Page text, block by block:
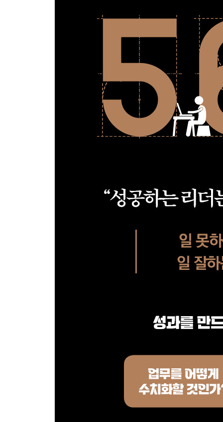
일 잘하는 매니저는 변수를 줄인다 _ 193
망설여진다면 변수로 생각한다 _ 205
제4장의 실천 변수를 줄인다 _ 210
제5장. 중장기 이야기
_미래의 자신으로부터 역산한다
단기와 장기의 두 가지 관점 _ 217
단기적으로는 손해지만 장기적으로는 이득인 것 _
단기로부터 장기, 장기로부터 단기로 역산한다 _
‘숫자가 모든 것은 아니다’의 단계로 가기 위해 _
역자 후기_ 업무 개선과 소통을 효과적으로 이끄는